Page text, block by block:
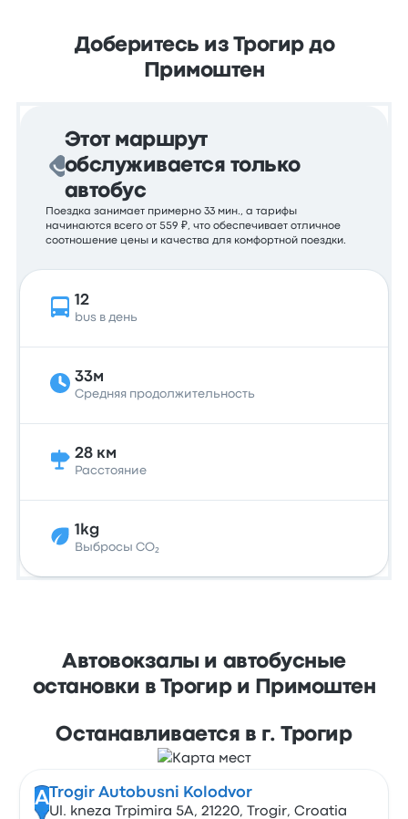
Доберитесь из Трогир до
Примоштен
Этот маршрут
обслуживается только
автобус
Поездка занимает примерно 33 мин., а тарифы
начинаются всего от 559 ₽, что обеспечивает отличное
соотношение цены и качества для комфортной поездки.
12
bus в день
33м
Средняя продолжительность
28 км
Расстояние
1kg
Выбросы CO₂
Автовокзалы и автобусные
остановки в Трогир и Примоштен
Останавливается в г. Трогир
A Trogir Autobusni Kolodvor
Ul. kneza Trpimira 5A, 21220, Trogir, Croatia